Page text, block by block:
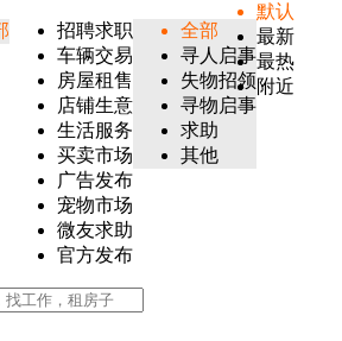
招聘求职
车辆交易
房屋租售
店铺生意
生活服务
买卖市场
广告发布
宠物市场
微友求助
官方发布
全部
寻人启事
失物招领
寻物启事
求助
其他
默认
最新
最热
附近